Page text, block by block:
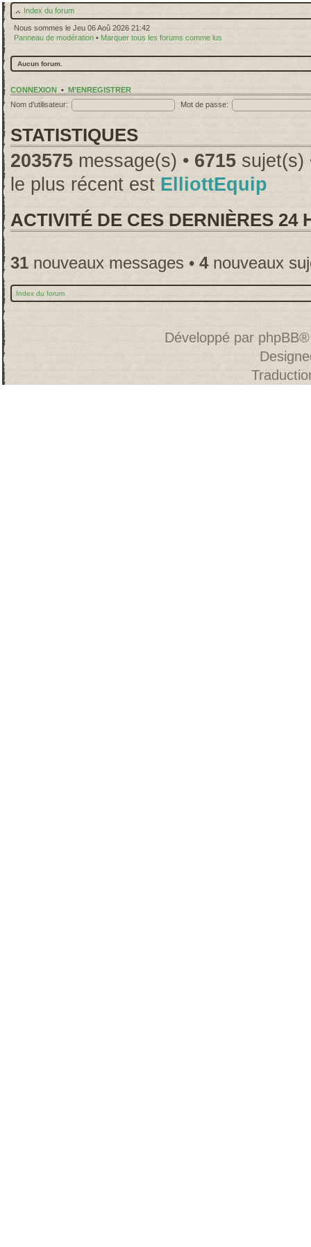
Index du forum
Nous sommes le Jeu 06 Aoû 2026 21:42
Panneau de modération • Marquer tous les forums comme lus
Aucun forum.
CONNEXION • M’ENREGISTRER
Nom d’utilisateur:
Mot de passe:
STATISTIQUES
203575 message(s) • 6715 sujet(s)
le plus récent est ElliottEquip
ACTIVITÉ DE CES DERNIÈRES 24
31 nouveaux messages • 4nouveaux
Index du forum
Développé par phpBB®